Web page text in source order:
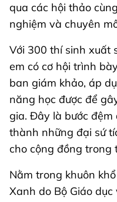
qua các hội thảo
nghiệm và chuyên
Với 300 thí sinh xuất
em có cơ hội trình
ban giám khảo, áp
năng học được để
gia. Đây là bước
thành những đại sứ
cho cộng đồng trong
Nằm trong khuôn
Xanh do Bộ Giáo